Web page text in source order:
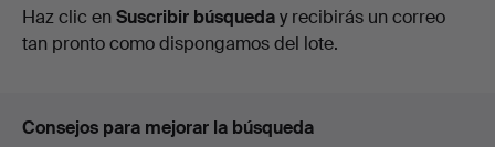
curso
Haz clic en Suscribir búsqueday recibirás un correo
tan pronto como dispongamos del lote.
Consejos para mejorar la búsqueda